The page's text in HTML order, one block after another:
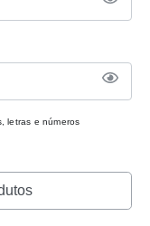
letras e números